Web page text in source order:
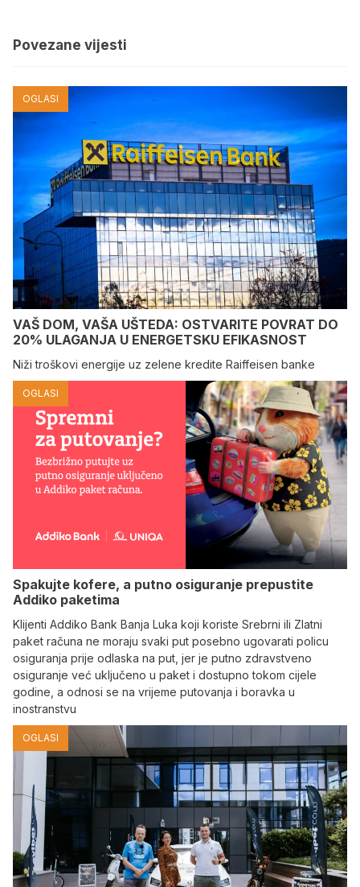
Povezane vijesti
OGLASI
VAŠ DOM, VAŠA UŠTEDA: OSTVARITE POVRAT DO
20% ULAGANJA U ENERGETSKU EFIKASNOST
Niži troškovi energije uz zelene kredite Raiffeisen banke
OGLASI
Spakujte kofere, a putno osiguranje prepustite
Addiko paketima
Klijenti Addiko Bank Banja Luka koji koriste Srebrni ili Zlatni
paket računa ne moraju svaki put posebno ugovarati policu
osiguranja prije odlaska na put, jer je putno zdravstveno
osiguranje već uključeno u paket i dostupno tokom cijele
godine, a odnosi se na vrijeme putovanja i boravka u
inostranstvu
OGLASI